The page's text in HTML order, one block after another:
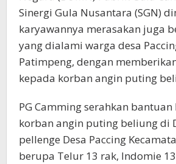
Sinergi Gula Nusantara (SGN)
karyawannya merasakan juga
yang dialami warga desa
Patimpeng, dengan
kepada korban angin puting
PG Camming serahkan bantuan
korban angin puting beliung di
pellenge Desa Paccing
berupa Telur 13 rak, Indomie